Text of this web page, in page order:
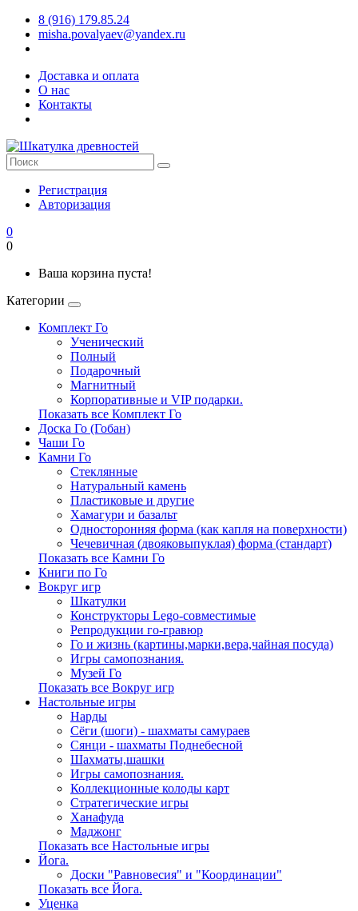
8 (916) 179.85.24
misha.povalyaev@yandex.ru
Доставка и оплата
О нас
Контакты
Регистрация
Авторизация
0
0
Ваша корзина пуста!
Категории
Комплект Го
Ученический
Полный
Подарочный
Магнитный
Корпоративные и VIP подарки.
Показать все Комплект Го
Доска Го (Гобан)
Чаши Го
Камни Го
Стеклянные
Натуральный камень
Пластиковые и другие
Хамагури и базальт
Односторонняя форма (как капля на поверхности)
Чечевичная (двояковыпуклая) форма (стандарт)
Показать все Камни Го
Книги по Го
Вокруг игр
Шкатулки
Конструкторы Lego-совместимые
Репродукции го-гравюр
Го и жизнь (картины,марки,вера,чайная посуда)
Игры самопознания.
Музей Го
Показать все Вокруг игр
Настольные игры
Нарды
Сёги (шоги) - шахматы самураев
Сянци - шахматы Поднебесной
Шахматы,шашки
Игры самопознания.
Коллекционные колоды карт
Стратегические игры
Ханафуда
Маджонг
Показать все Настольные игры
Йога.
Доски "Равновесия" и "Координации"
Показать все Йога.
Уценка